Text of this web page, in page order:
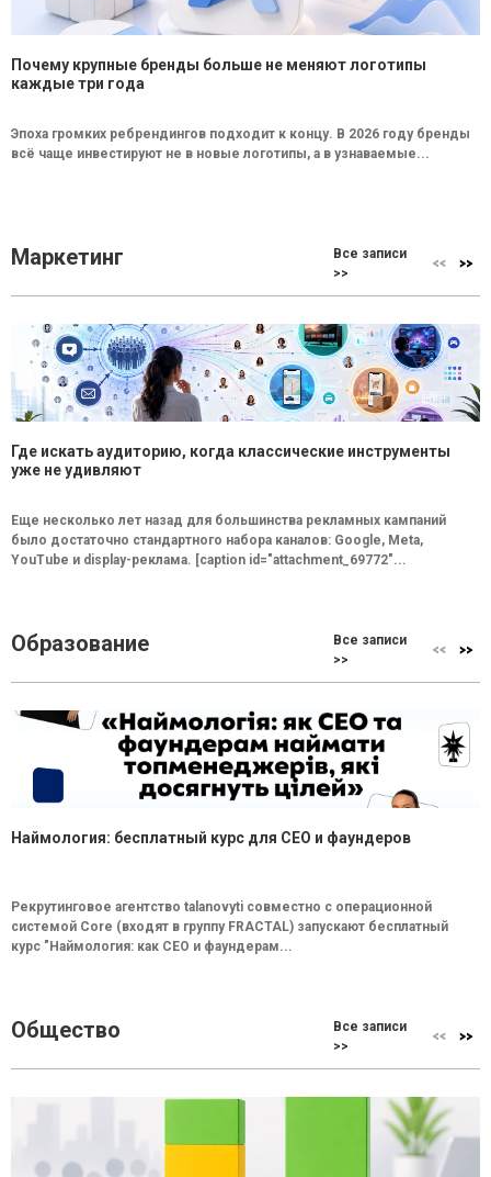
Почему крупные бренды больше не меняют логотипы
каждые три года
Эпоха громких ребрендингов подходит к концу. В 2026 году бренды
всё чаще инвестируют не в новые логотипы, а в узнаваемые...
Маркетинг
Все записи
>>
Где искать аудиторию, когда классические инструменты
уже не удивляют
Еще несколько лет назад для большинства рекламных кампаний
было достаточно стандартного набора каналов: Google, Meta,
YouTube и display-реклама. [caption id="attachment_69772"...
Образование
Все записи
>>
Наймология: бесплатный курс для CEO и фаундеров
Рекрутинговое агентство talanovyti совместно с операционной
системой Core (входят в группу FRACTAL) запускают бесплатный
курс "Наймология: как СEO и фаундерам...
Общество
Все записи
>>